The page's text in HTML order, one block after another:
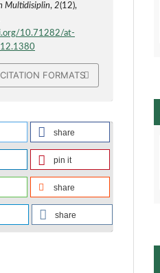
Multidisiplin,2(12),
10.71282/at-
FORMATS
share
pin it
share
share